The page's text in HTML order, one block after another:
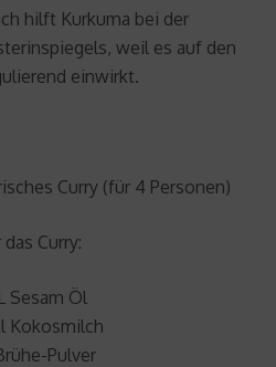
hilft Kurkuma bei der
weil es auf den
einwirkt.
Curry (für 4 Personen)
das Curry:
Sesam Öl
Kokosmilch
Pulver